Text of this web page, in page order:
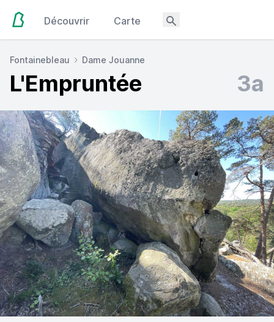
Découvrir Carte
Fontainebleau Dame Jouanne
L'Empruntée 3a